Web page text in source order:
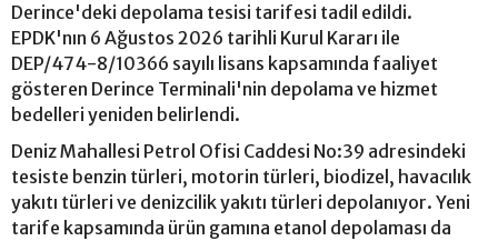
Derince'deki depolama tesisi tarifesi tadil edildi.
EPDK'nın 6 Ağustos 2026 tarihli Kurul Kararı ile
DEP/474-8/10366 sayılı lisans kapsamında faaliyet
gösteren Derince Terminali'nin depolama ve hizmet
bedelleri yeniden belirlendi.
Deniz Mahallesi Petrol Ofisi Caddesi No:39 adresindeki
tesiste benzin türleri, motorin türleri, biodizel, havacılık
yakıtı türleri ve denizcilik yakıtı türleri depolanıyor. Yeni
tarife kapsamında ürün gamına etanol depolaması da